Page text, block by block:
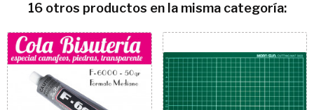
16 otros productos en la misma categoría: